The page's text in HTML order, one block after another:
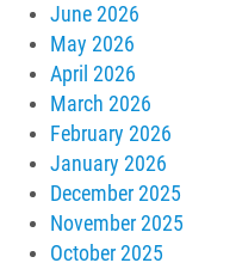
June 2026
May 2026
April 2026
March 2026
February 2026
January 2026
December 2025
November 2025
October 2025